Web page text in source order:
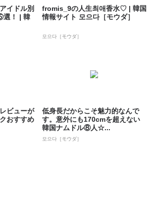
イドル別
選！ | 韓
fromis_9の人生최애香水♡ | 韓国
情報サイト 모으다［モウダ］
모으다［モウダ］
ビューが
おすすめ
低身長だからこそ魅力的なんで
す。意外にも170cmを超えない
韓国ナムドル⑧人☆...
모으다［モウダ］